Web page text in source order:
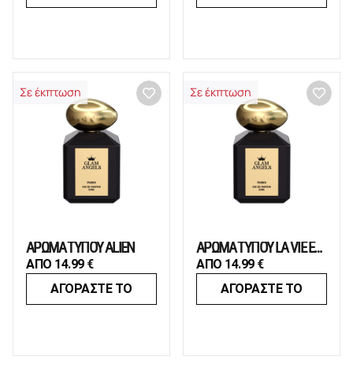
Σε έκπτωση
ΑΡΩΜΑ ΤΥΠΟΥ ALIEN
ΑΠΟ 14.99 €
ΑΓΟΡΑΣΤΕ ΤΟ
Σε έκπτωση
ΑΡΩΜΑ ΤΥΠΟΥ LA VIE EST BELLE
ΑΠΟ 14.99 €
ΑΓΟΡΑΣΤΕ ΤΟ